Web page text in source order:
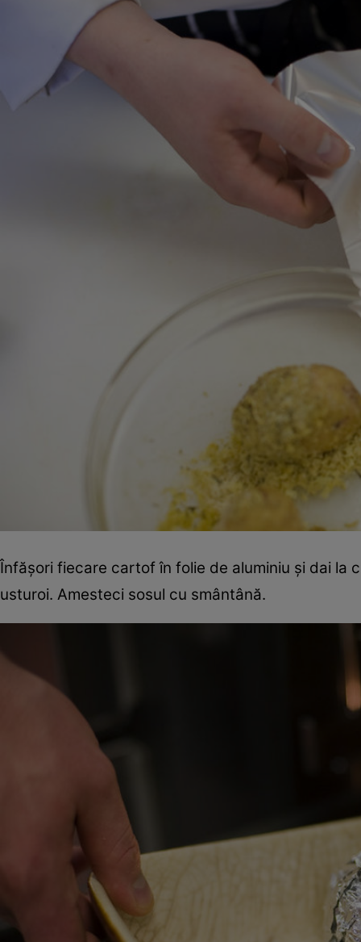
Înfăşori fiecare cartof în folie de aluminiu şi dai
usturoi. Amesteci sosul cu smântână.